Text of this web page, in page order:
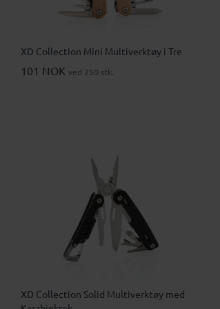
XD Collection Mini Multiverktøy i Tre
101 NOK ved 250 stk.
XD Collection Solid Multiverktøy med